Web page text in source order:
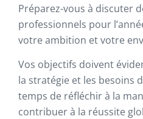
Préparez-vous à discuter
professionnels pour
votre ambition et votre
Vos objectifs doivent
la stratégie et les besoins
temps de réfléchir à la
contribuer à la réussite